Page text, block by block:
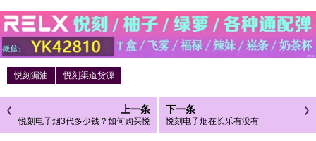
悦刻漏油 悦刻渠道货源
上一条
悦刻电子烟3代多少钱？如何购买悦
刻电子烟三代
下一条
悦刻电子烟在长乐有没有